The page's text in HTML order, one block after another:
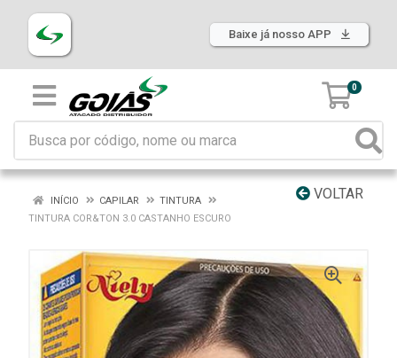
Baixe já nosso APP
0
VOLTAR
INÍCIO CAPILAR
TINTURA
TINTURA COR&TON 3.0 CASTANHO ESCURO